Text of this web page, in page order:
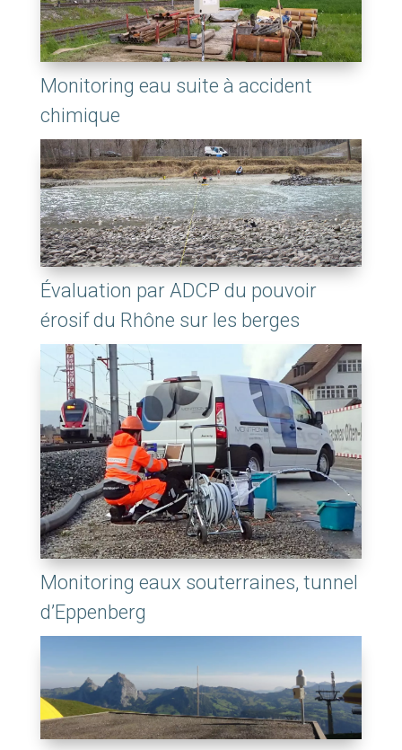
Monitoring eau suite à accident
chimique
Évaluation par ADCP du pouvoir
érosif du Rhône sur les berges
Monitoring eaux souterraines, tunnel
d’Eppenberg